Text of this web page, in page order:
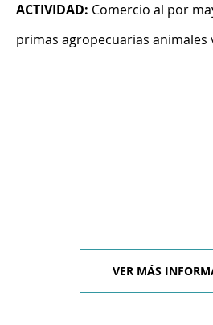
ACTIVIDAD: Comercio al por
primas agropecuarias animales
VER MÁS